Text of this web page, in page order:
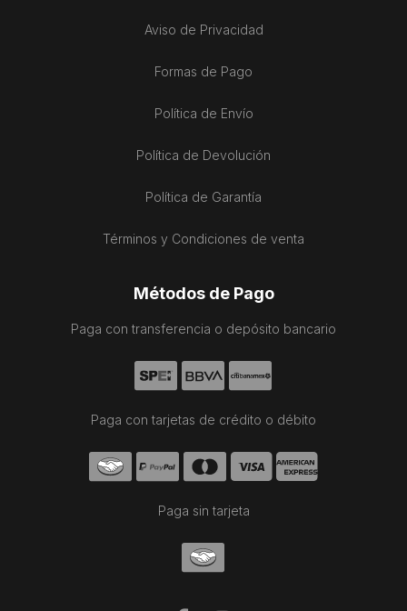
Aviso de Privacidad
Formas de Pago
Política de Envío
Política de Devolución
Política de Garantía
Términos y Condiciones de venta
Métodos de Pago
Paga con transferencia o depósito bancario
Paga con tarjetas de crédito o débito
Paga sin tarjeta